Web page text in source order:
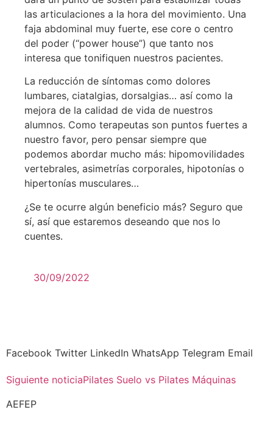
las articulaciones a la hora del movimiento. Una
faja abdominal muy fuerte, ese core o centro
del poder (“power house”) que tanto nos
interesa que tonifiquen nuestros pacientes.
La reducción de síntomas como dolores
lumbares, ciatalgias, dorsalgias… así como la
mejora de la calidad de vida de nuestros
alumnos. Como terapeutas son puntos fuertes a
nuestro favor, pero pensar siempre que
podemos abordar mucho más: hipomovilidades
vertebrales, asimetrías corporales, hipotonías o
hipertonías musculares…
¿Se te ocurre algún beneficio más? Seguro que
sí, así que estaremos deseando que nos lo
cuentes.
30/09/2022
Facebook Twitter LinkedIn WhatsApp Telegram Email
Siguiente noticiaPilates Suelo vs Pilates Máquinas
AEFEP